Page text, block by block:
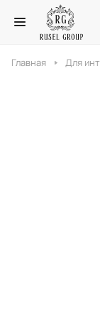
Главная Для